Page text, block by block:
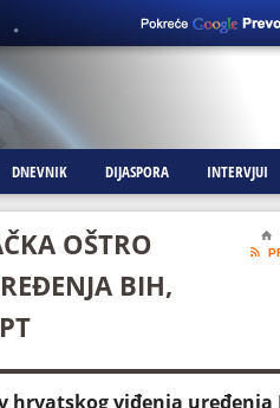
DNEVNIK DIJASPORA INTERVJUI
OŠTRO
BIH,
⌂

viđenja uređenja